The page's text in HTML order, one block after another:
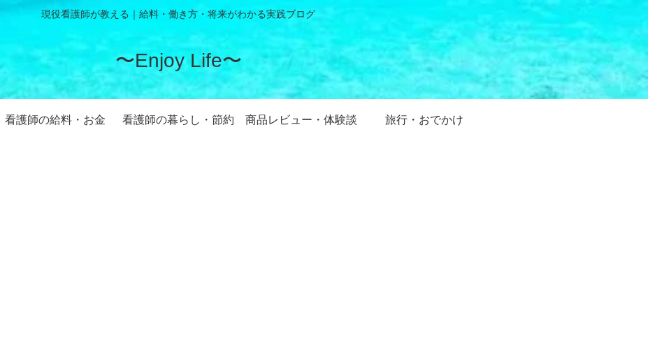
現役看護師が教える｜給料・働き方・将来がわかる実践ブログ
〜Enjoy Life〜
看護師の給料・お金 看護師の暮らし・節約 商品レビュー・体験談 旅行・おでかけ